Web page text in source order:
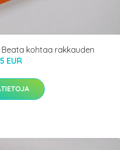
Beata kohtaa rakkauden
EUR